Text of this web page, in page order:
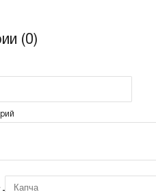
(0)